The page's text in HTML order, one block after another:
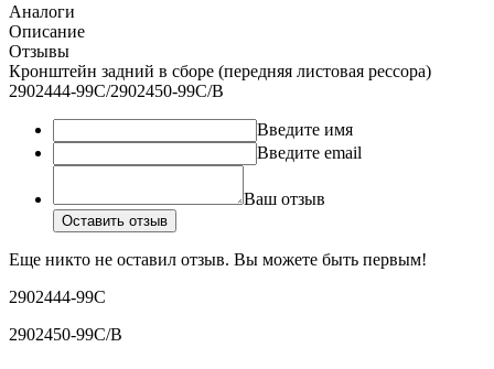
Аналоги
Описание
Отзывы
Кронштейн задний в сборе (передняя листовая рессора)
2902444-99C/2902450-99C/B
Введите имя
Введите email
Ваш отзыв
Оставить отзыв
Еще никто не оставил отзыв. Вы можете быть первым!
2902444-99C
2902450-99C/B